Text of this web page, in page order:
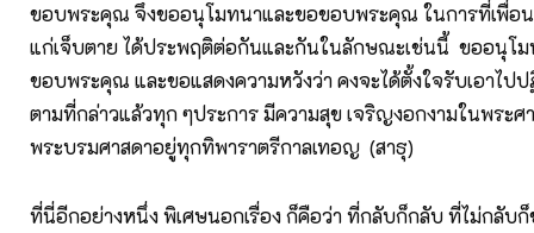
ขอบพระคุณ จึงขออนุโมทนาและขอขอบพระคุณ ในการที่เพื่อ
แก่เจ็บตาย ได้ประพฤติต่อกันและกันในลักษณะเช่นนี้ ขออนุโม
ขอบพระคุณ และขอแสดงความหวังว่า คงจะได้ตั้งใจรับเอาไป
ตามที่กล่าวแล้วทุก ๆประการ มีความสุข เจริญงอกงามในพระศ
พระบรมศาสดาอยู่ทุกทิพาราตรีกาลเทอญ (สาธุ)
ที่นี่อีกอย่างหนึ่ง พิเศษนอกเรื่อง ก็คือว่า ที่กลับก็กลับ ที่ไม่กลับก็